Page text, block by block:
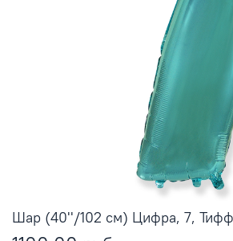
Шар (40''/102 см) Цифра, 7,